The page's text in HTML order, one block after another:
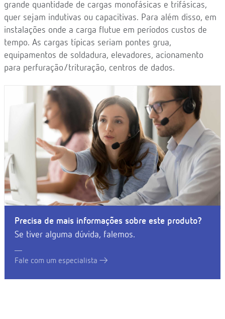
grande quantidade de cargas monofásicas e trifásicas,
quer sejam indutivas ou capacitivas. Para além disso, em
instalações onde a carga flutue em períodos custos de
tempo. As cargas típicas seriam pontes grua,
equipamentos de soldadura, elevadores, acionamento
para perfuração/trituração, centros de dados.
Precisa de mais informações sobre este produto?
Se tiver alguma dúvida, falemos.
Fale com um especialista